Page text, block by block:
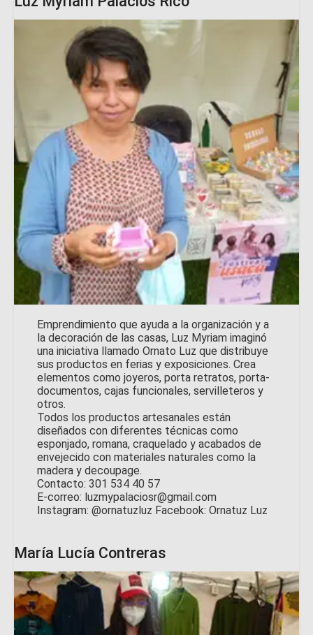
Emprendimiento que ayuda a la organización y a
la decoración de las casas, Luz Myriam imaginó
una iniciativa llamado Ornato Luz que distribuye
sus productos en ferias y exposiciones. Crea
elementos como joyeros, porta retratos, porta-
documentos, cajas funcionales, servilleteros y
otros.
Todos los productos artesanales están
diseñados con diferentes técnicas como
esponjado, romana, craquelado y acabados de
envejecido con materiales naturales como la
madera y decoupage.
Contacto: 301 534 40 57
E-correo: luzmypalaciosr@gmail.com
Instagram: @ornatuzluz Facebook: Ornatuz Luz
María Lucía Contreras